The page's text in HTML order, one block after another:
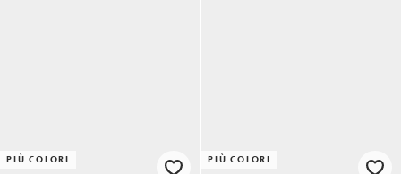
PIÙ COLORI PIÙ COLORI